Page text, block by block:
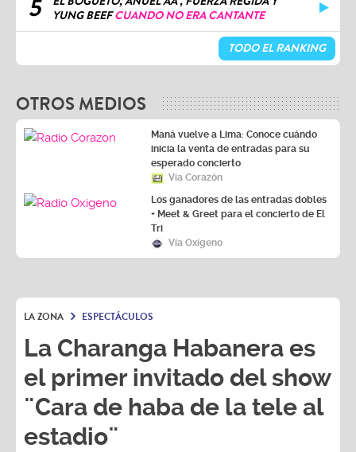
5
YUNG BEEFCUANDO NO ERA CANTANTE
TODO EL RANKING
OTROS MEDIOS
Maná vuelve a Lima: Conoce cuándo
inicia la venta de entradas para su
esperado concierto
Vía Corazón
Los ganadores de las entradas dobles
+ Meet & Greet para el concierto de El
Tri
Vía Oxígeno
LA ZONA ESPECTÁCULOS
La Charanga Habanera es
el primer invitado del show
¨Cara de haba de la tele al
estadio¨